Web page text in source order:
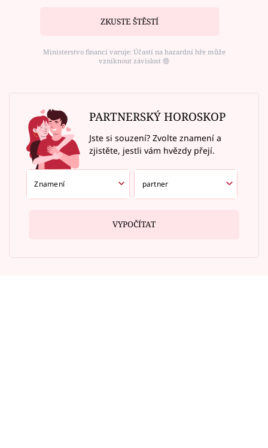
ZKUSTE ŠTĚSTÍ
Ministerstvo financí varuje: Účastí na hazardní hře může
vzniknout závislost ⑱
PARTNERSKÝ HOROSKOP
Jste si souzení? Zvolte znamení a
zjistěte, jestli vám hvězdy přejí.
VYPOČÍTAT